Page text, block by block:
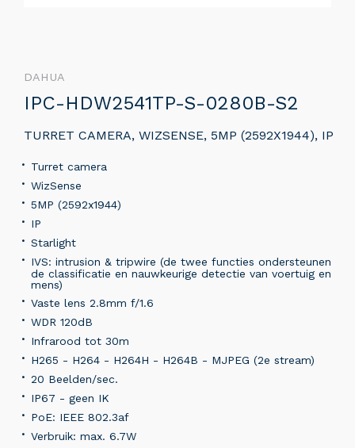
DAHUA
IPC-HDW2541TP-S-0280B-S2
TURRET CAMERA, WIZSENSE, 5MP (2592X1944), IP
Turret camera
WizSense
5MP (2592x1944)
IP
Starlight
IVS: intrusion & tripwire (de twee functies ondersteunen
de classificatie en nauwkeurige detectie van voertuig en
mens)
Vaste lens 2.8mm f/1.6
WDR 120dB
Infrarood tot 30m
H265 - H264 - H264H - H264B - MJPEG (2e stream)
20 Beelden/sec.
IP67 - geen IK
PoE: IEEE 802.3af
Verbruik: max. 6.7W